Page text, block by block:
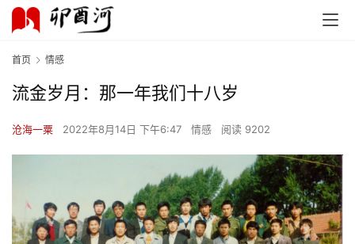
首页 情感
流金岁月：那一年我们十八岁
沧海一粟 2022年8月14日 下午6:47 情感 阅读 9202